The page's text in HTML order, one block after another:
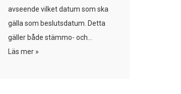
avseende vilket datum som ska
gälla som beslutsdatum. Detta
gäller både stämmo- och...
Läs mer »